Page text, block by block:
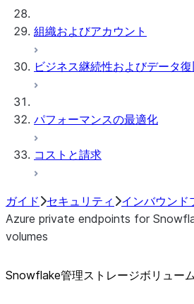
組織およびアカウント
ビジネス継続性およびデータ復
パフォーマンスの最適化
コストと請求
ガイド セキュリティ
インバウンド
Azure private endpoints for
volumes
Snowflake管理ストレージボリュー